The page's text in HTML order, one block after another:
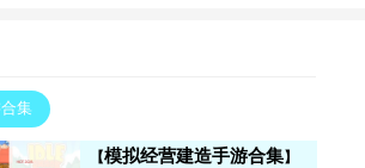
集
模拟经营建造手游合集